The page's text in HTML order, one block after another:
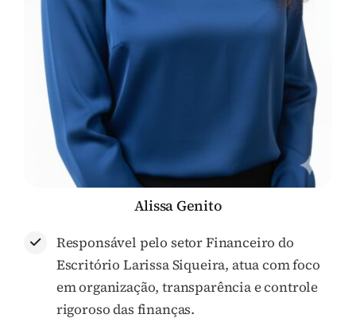
Alissa Genito
Responsável pelo setor Financeiro do
Escritório Larissa Siqueira, atua com foco
em organização, transparência e controle
rigoroso das finanças.